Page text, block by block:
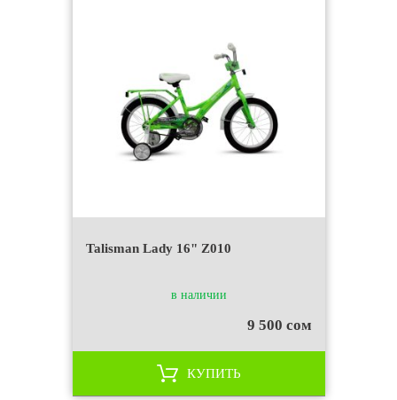
Talisman Lady 16" Z010
в наличии
9 500 сом
КУПИТЬ